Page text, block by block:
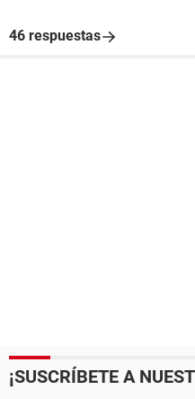
46 respuestas
¡SUSCRÍBETE A